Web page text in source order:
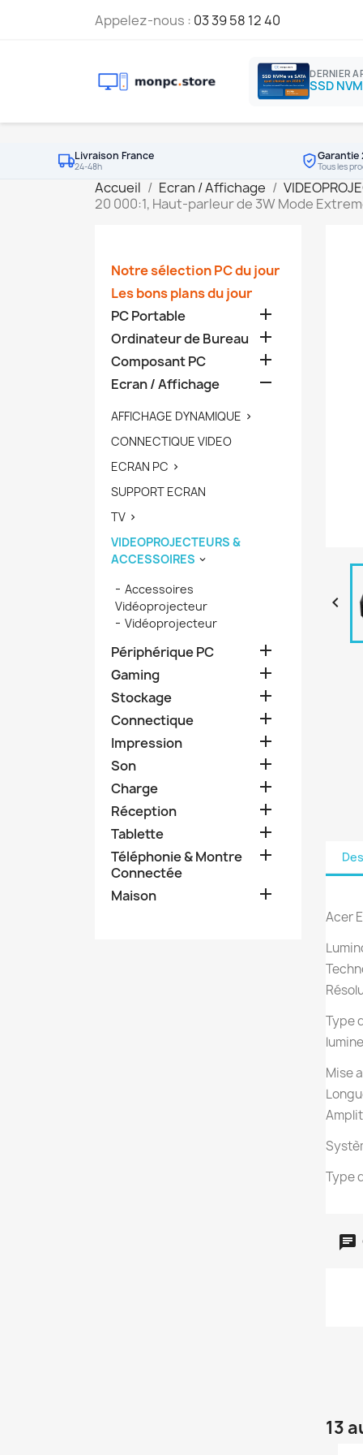
Appelez-nous : 03 39 58 12 40
DERNIER
Livraison France
24-48h
Garantie
Tous les
Accueil Ecran / Affichage
20 000:1, Haut-parleur de 3W Mode
Notre sélection PC du jour
Les bons plans du jour
PC Portable

Ordinateur de Bureau 
Composant PC 
Ecran / Affichage 
AFFICHAGE DYNAMIQUE 
CONNECTIQUE VIDEO
ECRAN PC 
SUPPORT ECRAN
TV 
VIDEOPROJECTEURS &
ACCESSOIRES 
Accessoires
Vidéoprojecteur
Vidéoprojecteur
Périphérique PC 
Gaming 
Stockage 
Connectique 
Impression 
Son 
Charge 
Réception 
Tablette 
Téléphonie & Montre
Connectée

Maison 

Acer
Type
Mise
Type
13